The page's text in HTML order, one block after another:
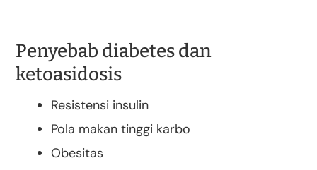
Penyebab diabetes dan
ketoasidosis
Resistensi insulin
Pola makan tinggi karbo
Obesitas